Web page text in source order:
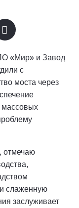
«Мир» и Завод
с
моста через
массовых
слаженную
заслуживает